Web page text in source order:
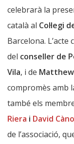
celebrarà la
català al Col·legi
Barcelona.
del conseller de
Vila, i de
compromès amb
també els
Riera i David
de l’associació,